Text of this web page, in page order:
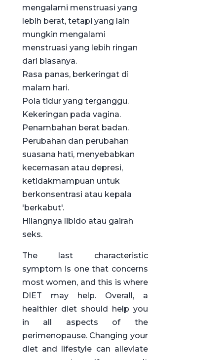
mengalami menstruasi yang
lebih berat, tetapi yang lain
mungkin mengalami
menstruasi yang lebih ringan
dari biasanya.
Rasa panas, berkeringat di
malam hari.
Pola tidur yang terganggu.
Kekeringan pada vagina.
Penambahan berat badan.
Perubahan dan perubahan
suasana hati, menyebabkan
kecemasan atau depresi,
ketidakmampuan untuk
berkonsentrasi atau kepala
'berkabut'.
Hilangnya libido atau gairah
seks.
The last characteristic
symptom is one that concerns
most women, and this is where
DIET may help. Overall, a
healthier diet should help you
in all aspects of the
perimenopause. Changing your
diet and lifestyle can alleviate